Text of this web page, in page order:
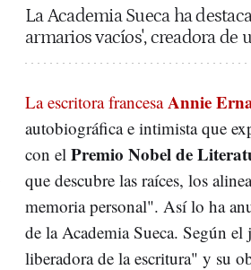
La Academia Sueca ha
armarios vacíos', creadora de
La escritora francesaAnnie
autobiográfica e intimista que
con el Premio Nobel de
que descubre las raíces, los
memoria personal". Así lo ha
de la Academia Sueca. Según
liberadora de la escritura" y su